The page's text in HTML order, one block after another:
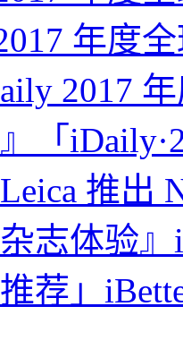
年度
2017
「
推出
杂志体验
荐」